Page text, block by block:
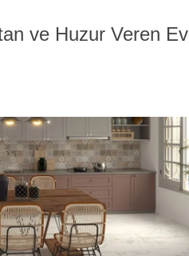
ve Huzur Veren Ev